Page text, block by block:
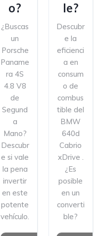
o?
¿Buscas
un
Porsche
Paname
ra 4S
4.8 V8
de
Segund
a
Mano?
Descubr
e si vale
la pena
invertir
en este
potente
vehículo.
le?
Descubr
e la
eficienci
a en
consum
o de
combus
tible del
BMW
640d
Cabrio
xDrive .
¿Es
posible
en un
converti
ble?